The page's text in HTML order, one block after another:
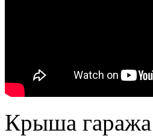
Крыша гаража